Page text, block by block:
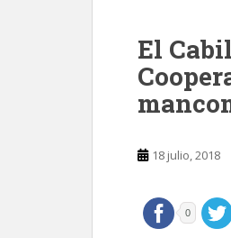
El
18 julio, 2018
0